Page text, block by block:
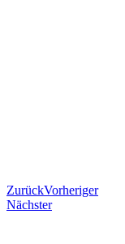
ZurückVorheriger
Nächster